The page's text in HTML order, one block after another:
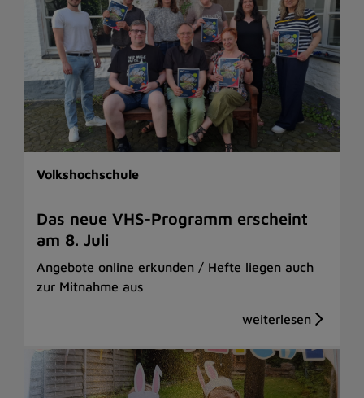
Volkshochschule
Das neue VHS-Programm erscheint
am 8. Juli
Angebote online erkunden / Hefte liegen auch
zur Mitnahme aus